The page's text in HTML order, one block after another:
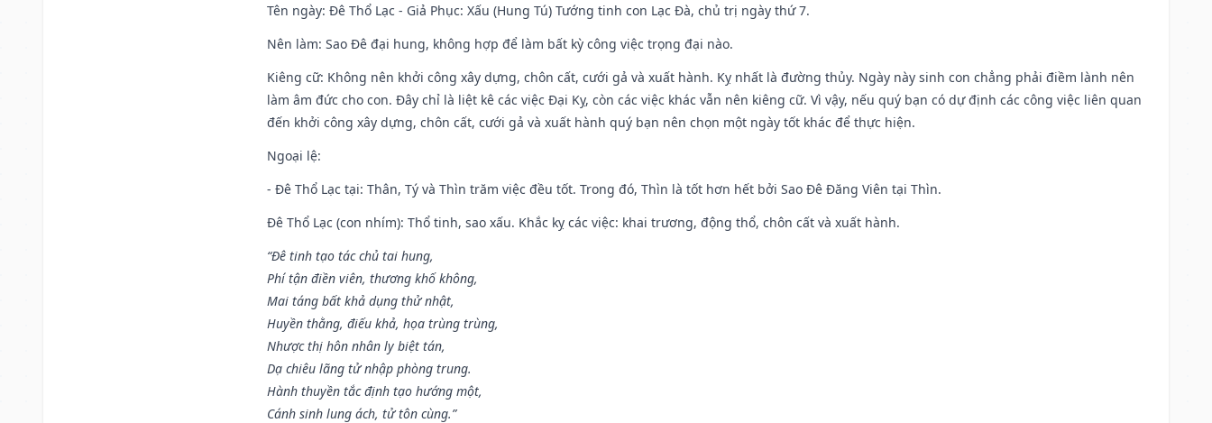
Tên ngày: Đê Thổ Lạc - Giả Phục: Xấu (Hung Tú) Tướng tinh con Lạc Đà, chủ trị ngày thứ 7.
Nên làm: Sao Đê đại hung, không hợp để làm bất kỳ công việc trọng đại nào.
Kiêng cữ: Không nên khởi công xây dựng, chôn cất, cưới gả và xuất hành. Kỵ nhất là đường thủy. Ngày này sinh con chẳng phải điềm lành nên
làm âm đức cho con. Đây chỉ là liệt kê các việc Đại Kỵ, còn các việc khác vẫn nên kiêng cữ. Vì vậy, nếu quý bạn có dự định các công việc liên quan
đến khởi công xây dựng, chôn cất, cưới gả và xuất hành quý bạn nên chọn một ngày tốt khác để thực hiện.
Ngoại lệ:
- Đê Thổ Lạc tại: Thân, Tý và Thìn trăm việc đều tốt. Trong đó, Thìn là tốt hơn hết bởi Sao Đê Đăng Viên tại Thìn.
Đê Thổ Lạc (con nhím): Thổ tinh, sao xấu. Khắc kỵ các việc: khai trương, động thổ, chôn cất và xuất hành.
“Đê tinh tạo tác chủ tai hung,
Phí tận điền viên, thương khố không,
Mai táng bất khả dụng thử nhật,
Huyền thằng, điếu khả, họa trùng trùng,
Nhược thị hôn nhân ly biệt tán,
Dạ chiêu lãng tử nhập phòng trung.
Hành thuyền tắc định tạo hướng một,
Cánh sinh lung ách, tử tôn cùng.”